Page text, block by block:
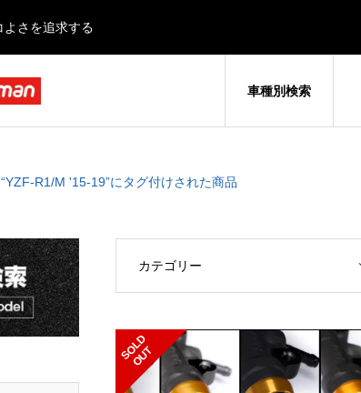
よさを追求する
車種別検索
“YZF-R1/M '15-19”にタグ付けされた商品
カテゴリー
S
O
L
D
O
U
T